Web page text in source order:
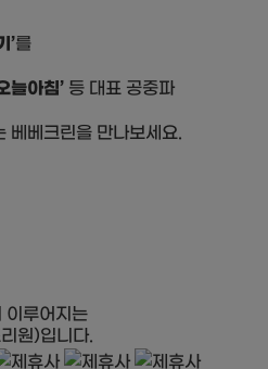
’를
늘아침’ 등 대표 공중파
베베크린을 만나보세요.
이루어지는
원)입니다.